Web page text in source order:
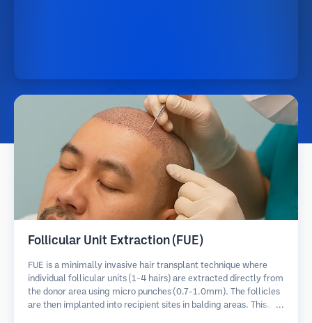
Follicular Unit Extraction (FUE)
FUE is a minimally invasive hair transplant technique where
individual follicular units (1-4 hairs) are extracted directly from
the donor area using micro punches (0.7-1.0mm). The follicles
are then implanted into recipient sites in balding areas. This